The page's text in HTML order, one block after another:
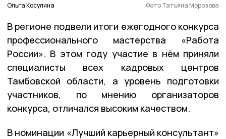
Ольга Косулина Фото Татьяна Морозова
В регионе подвели итоги ежегодного конкурса
профессионального мастерства «Работа
России». В этом году участие в нём приняли
специалисты всех кадровых центров
Тамбовской области, а уровень подготовки
участников, по мнению организаторов
конкурса, отличался высоким качеством.
В номинации «Лучший карьерный консультант»